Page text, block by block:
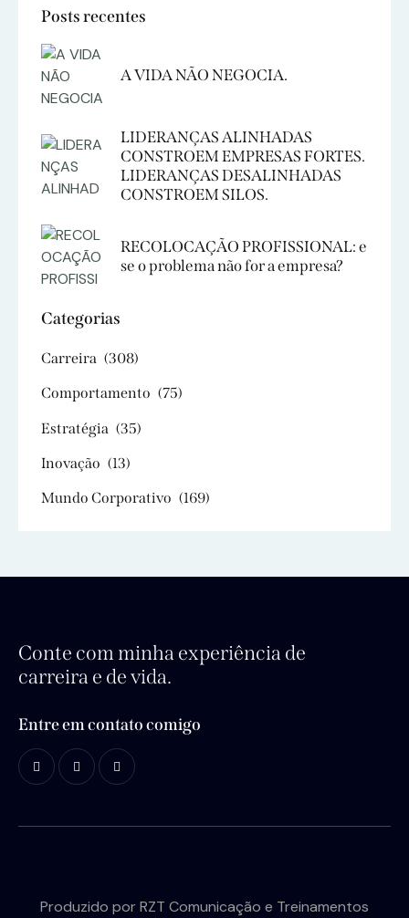
Posts recentes
A VIDA NÃO NEGOCIA.
LIDERANÇAS ALINHADAS
CONSTROEM EMPRESAS FORTES.
LIDERANÇAS DESALINHADAS
CONSTROEM SILOS.
RECOLOCAÇÃO PROFISSIONAL: e
se o problema não for a empresa?
Categorias
Carreira (308)
Comportamento (75)
Estratégia (35)
Inovação (13)
Mundo Corporativo (169)
Conte com minha experiência de
carreira e de vida.
Entre em contato comigo
Produzido porRZT Comunicação e Treinamentos